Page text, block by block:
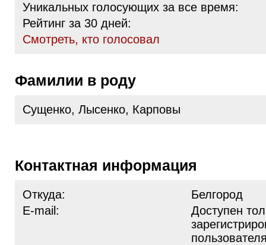
Уникальных голосующих за все время:
Рейтинг за 30 дней:
Cмотреть, кто голосовал
Фамилии в роду
Сущенко, Лысенко, Карповы
Контактная информация
Откуда:
Белгород
E-mail:
Доступен